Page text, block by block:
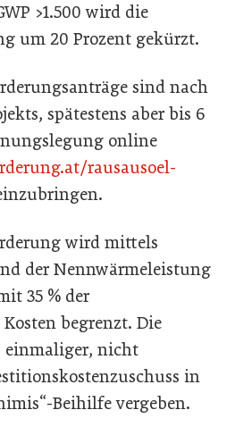
>1.500 wird die
um 20 Prozent gekürzt.
sind nach
spätestens aber bis 6
online
rausausoel-
wird mittels
der Nennwärmeleistung
35 % der
begrenzt. Die
einmaliger, nicht
in
Beihilfe vergeben.